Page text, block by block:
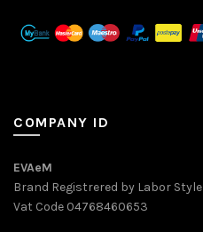
COMPANY ID
EVAeM
Brand Registrered by Labor Style
Vat Code 04768460653